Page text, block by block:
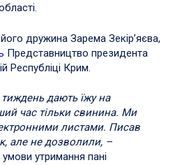
дружина Зарема Зекір’яєва,
Представництво президента
Республіці Крим.
дають їжу на
час тільки свинина. Ми
листами. Писав
але не дозволили, –
утримання пані